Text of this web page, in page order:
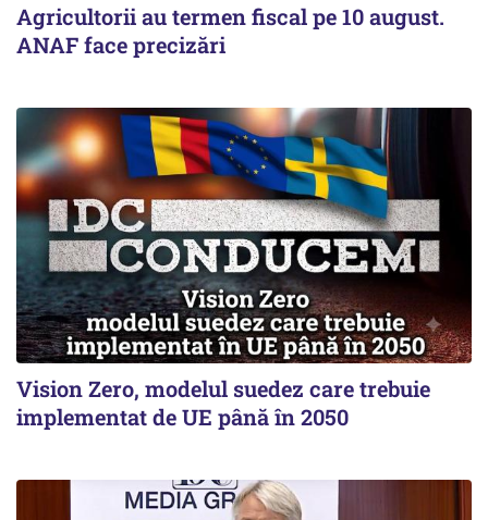
Agricultorii au termen fiscal pe 10 august.
ANAF face precizări
Vision Zero, modelul suedez care trebuie
implementat de UE până în 2050